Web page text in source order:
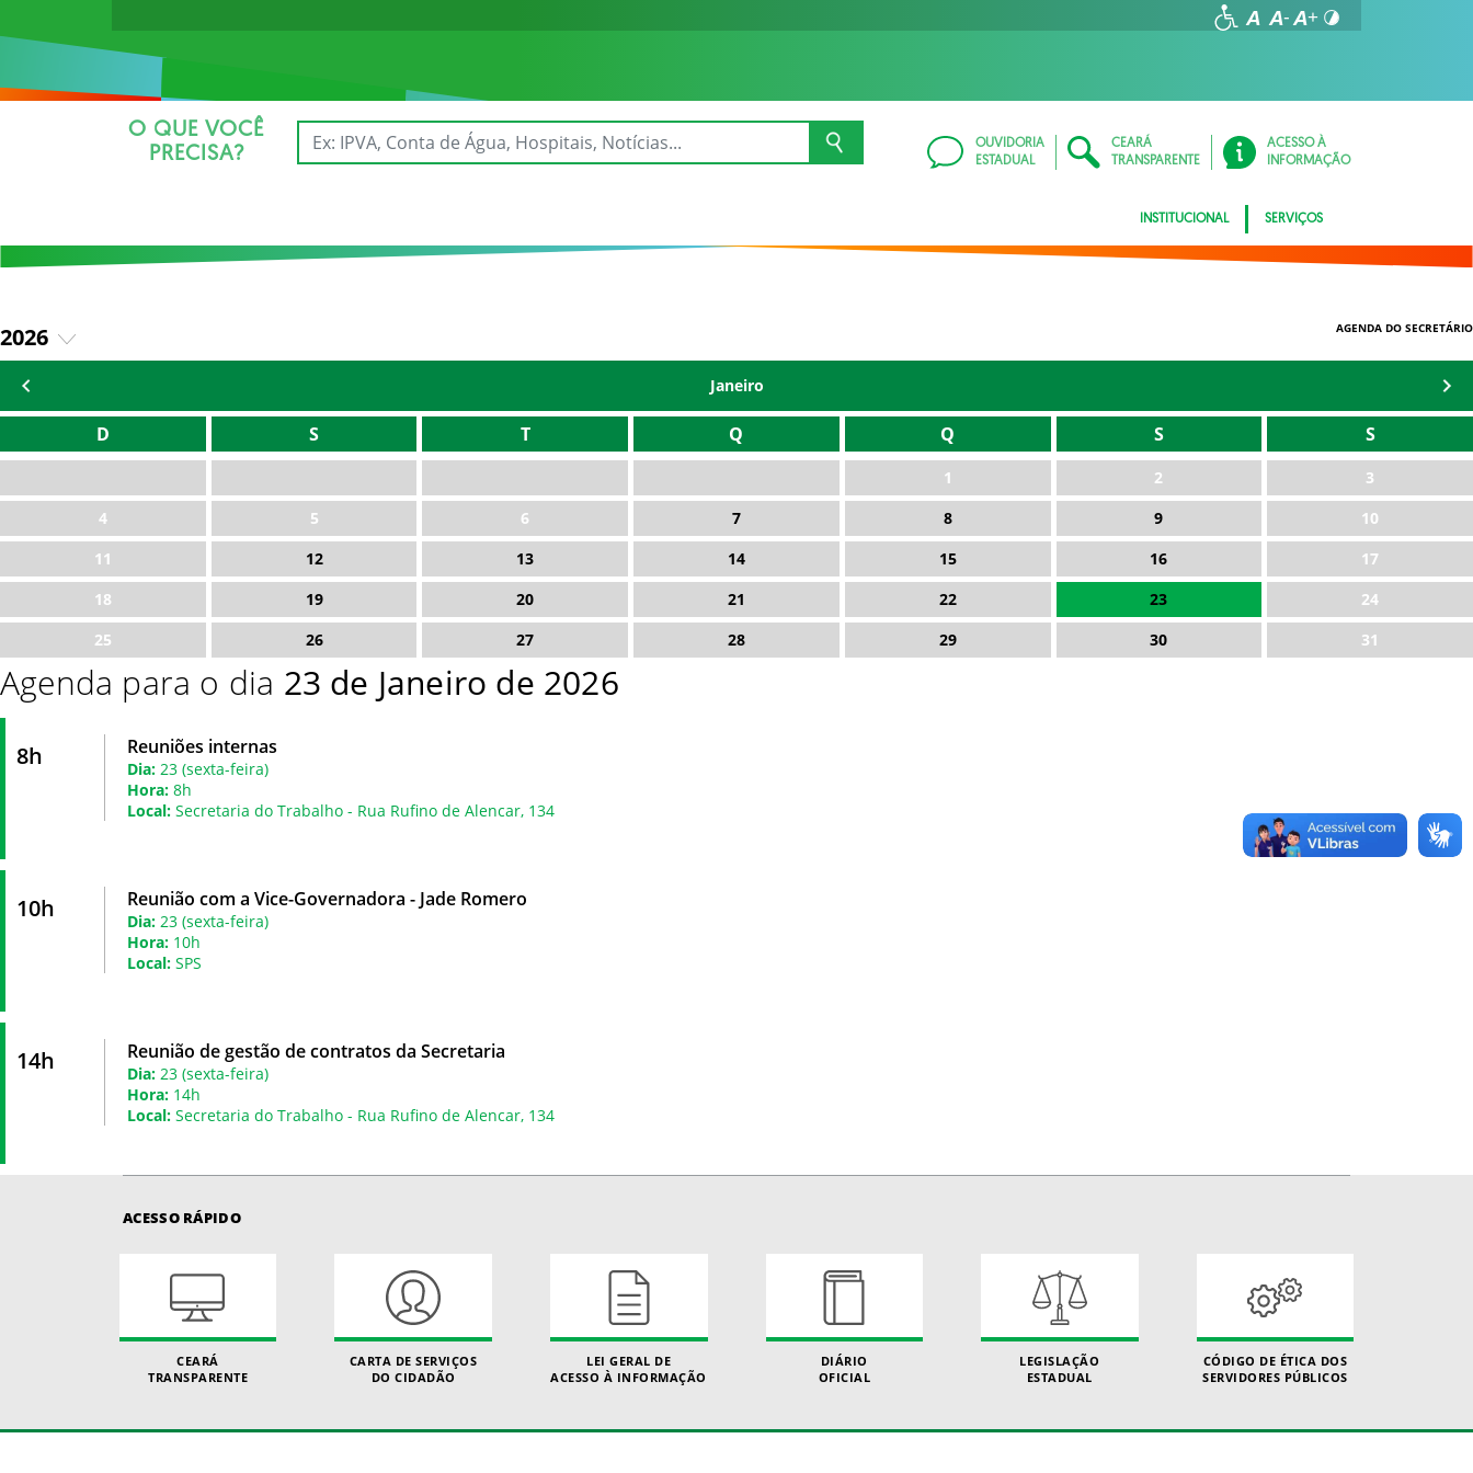
O QUE VOCÊ
PRECISA?
OUVIDORIA
ESTADUAL
CEARÁ
TRANSPARENTE
ACESSO À
INFORMAÇÃO
INSTITUCIONAL SERVIÇOS
2026
2025
AGENDA DO SECRETÁRIO
Janeiro
D S T Q Q S S
1 2
3
4
5 6 7 8 9
10
11
12 13 14 15 16
17
18
19 20 21 22 23
24
25
26 27 28 29 30 31
Agenda para o dia 23 de Janeiro de 2026
8h Reuniões internas
Dia: 23 (sexta-feira)
Hora: 8h
Local: Secretaria do Trabalho - Rua Rufino de Alencar, 134
10h Reunião com a Vice-Governadora - Jade Romero
Dia: 23 (sexta-feira)
Hora: 10h
Local: SPS
14h Reunião de gestão de contratos da Secretaria
Dia: 23 (sexta-feira)
Hora: 14h
Local: Secretaria do Trabalho - Rua Rufino de Alencar, 134
ACESSO RÁPIDO
CEARÁ
TRANSPARENTE
CARTA DE SERVIÇOS
DO CIDADÃO
LEI GERAL DE
ACESSO À INFORMAÇÃO
DIÁRIO
OFICIAL
LEGISLAÇÃO
ESTADUAL
CÓDIGO DE ÉTICA DOS
SERVIDORES PÚBLICOS